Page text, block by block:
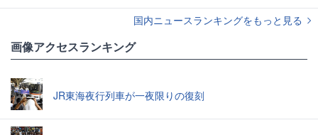
国内ニュースランキングをもっと見る
画像アクセスランキング
JR東海夜行列車が一夜限りの復刻